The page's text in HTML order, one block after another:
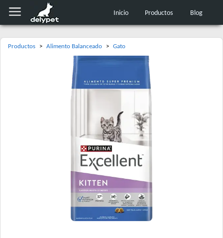
Inicio Productos Blog
Productos > Alimento Balanceado > Gato